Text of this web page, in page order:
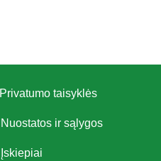
Privatumo taisyklės
Nuostatos ir sąlygos
Įskiepiai